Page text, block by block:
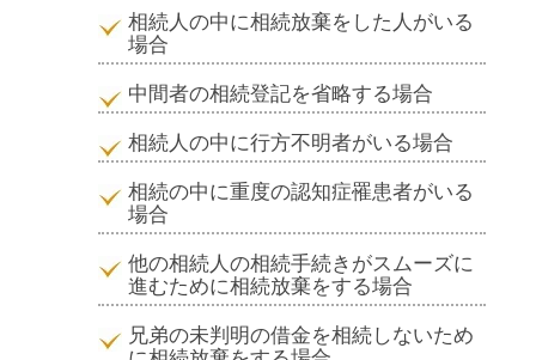
相続人の中に相続放棄をした人がいる
場合
中間者の相続登記を省略する場合
相続人の中に行方不明者がいる場合
相続の中に重度の認知症罹患者がいる
場合
他の相続人の相続手続きがスムーズに
進むために相続放棄をする場合
兄弟の未判明の借金を相続しないため